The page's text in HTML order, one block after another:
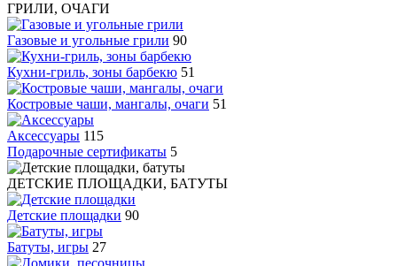
ГРИЛИ, ОЧАГИ
Газовые и угольные грили 90
Кухни-гриль, зоны барбекю 51
Костровые чаши, мангалы, очаги 51
Аксессуары 115
Подарочные сертификаты 5
ДЕТСКИЕ ПЛОЩАДКИ, БАТУТЫ
Детские площадки 90
Батуты, игры 27